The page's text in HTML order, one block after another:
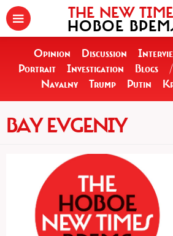
THE NEW
НОВОЕ
Opinion Discussion
Portrait
Investigation Blogs /
Navalny
Trump Putin
BAY EVGENIY